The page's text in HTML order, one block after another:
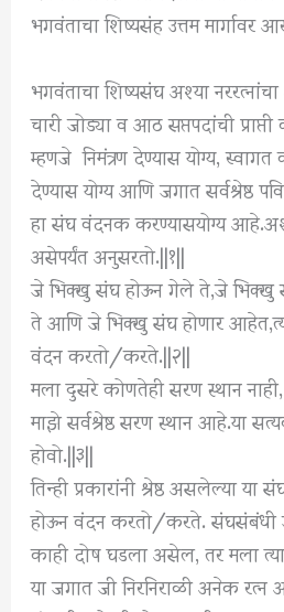
भगवंताचा शिष्यसंह उत्तम
भगवंताचा शिष्यसंघ अश्या
चारी जोड्या व आठ सप्तपदांची
म्हणजे निमंत्रण देण्यास योग्य,
देण्यास योग्य आणि जगात सर्वश्रेष्ठ
हा संघ वंदनक करण्यासयोग्य
असेपर्यंत अनुसरतो.||१||
जे भिक्खु संघ होऊन गेले ते,जे
ते आणि जे भिक्खु संघ होणार
वंदन करतो/करते.||२||
मला दुसरे कोणतेही सरण स्थान
माझे सर्वश्रेष्ठ सरण स्थान आहे.या
होवो.||३||
तिन्ही प्रकारांनी श्रेष्ठ असलेल्या
होऊन वंदन करतो/करते. संघसंबंधी
काही दोष घडला असेल, तर मला
या जगात जी निरनिराळी अनेक